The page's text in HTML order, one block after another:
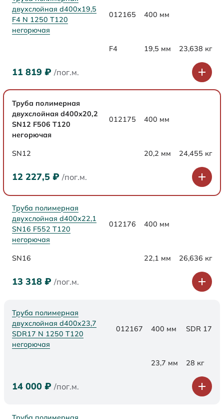
двухслойная d400x19,5
F4 N 1250 Т120
негорючая
012165 400 мм
F4 19,5 мм 23,638 кг
11 819 ₽ /пог.м.
Труба полимерная
двухслойная d400х20,2
SN12 F506 Т120
негорючая
012175 400 мм
SN12 20,2 мм 24,455 кг
12 227,5 ₽ /пог.м.
Труба полимерная
двухслойная d400х22,1
SN16 F552 Т120
негорючая
012176 400 мм
SN16 22,1 мм 26,636 кг
13 318 ₽ /пог.м.
Труба полимерная
двухслойная d400x23,7
SDR17 N 1250 Т120
негорючая
012167 400 мм SDR 17
23,7 мм 28 кг
14 000 ₽ /пог.м.